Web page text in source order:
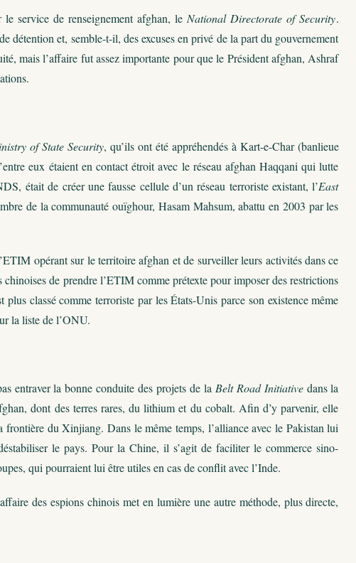
service de renseignement afghan, le National Directorate of Security.
détention et, semble-t-il, des excuses en privé de la part du gouvernement
mais l’affaire fut assez importante pour que le Président afghan, Ashraf
of State Security, qu’ils ont été appréhendés à Kart-e-Char (banlieue
eux étaient en contact étroit avec le réseau afghan Haqqani qui lutte
était de créer une fausse cellule d’un réseau terroriste existant, l’East
de la communauté ouïghour, Hasam Mahsum, abattu en 2003 par les
opérant sur le territoire afghan et de surveiller leurs activités dans ce
de prendre l’ETIM comme prétexte pour imposer des restrictions
classé comme terroriste par les États-Unis parce son existence même
la liste de l’ONU.
entraver la bonne conduite des projets de la Belt Road Initiative dans la
dont des terres rares, du lithium et du cobalt. Afin d’y parvenir, elle
du Xinjiang. Dans le même temps, l’alliance avec le Pakistan lui
le pays. Pour la Chine, il s’agit de faciliter le commerce sino-
qui pourraient lui être utiles en cas de conflit avec l’Inde.
des espions chinois met en lumière une autre méthode, plus directe,